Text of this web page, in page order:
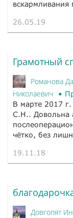
26.05.19
Грамотный
Романова
Николаевич
В марте 2017
С.Н.. Довольна
чётко, без
19.11.18
Довгопят